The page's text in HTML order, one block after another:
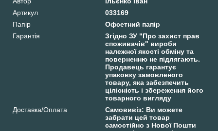
Артикул
033169
Папір
Офсетний папір
Гарантія
Згідно ЗУ "Про захист прав
споживачів" вироби
належної якості обміну та
поверненню не підлягають.
Продавець гарантує
упаковку замовленого
товару, яка забезпечить
цілісність і збереження його
товарного вигляду
Доставка/Оплата
Самовивіз: Ви можете
забрати цей товар
самостійно з Нової Пошти